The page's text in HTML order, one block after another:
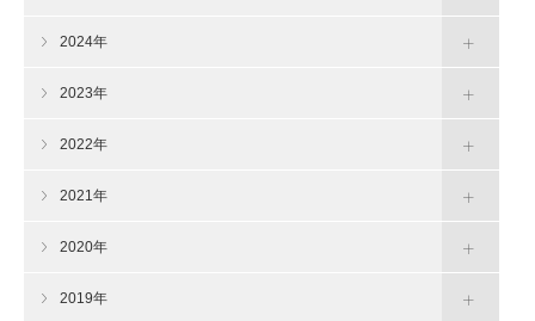
2024年
2023年
2022年
2021年
2020年
2019年